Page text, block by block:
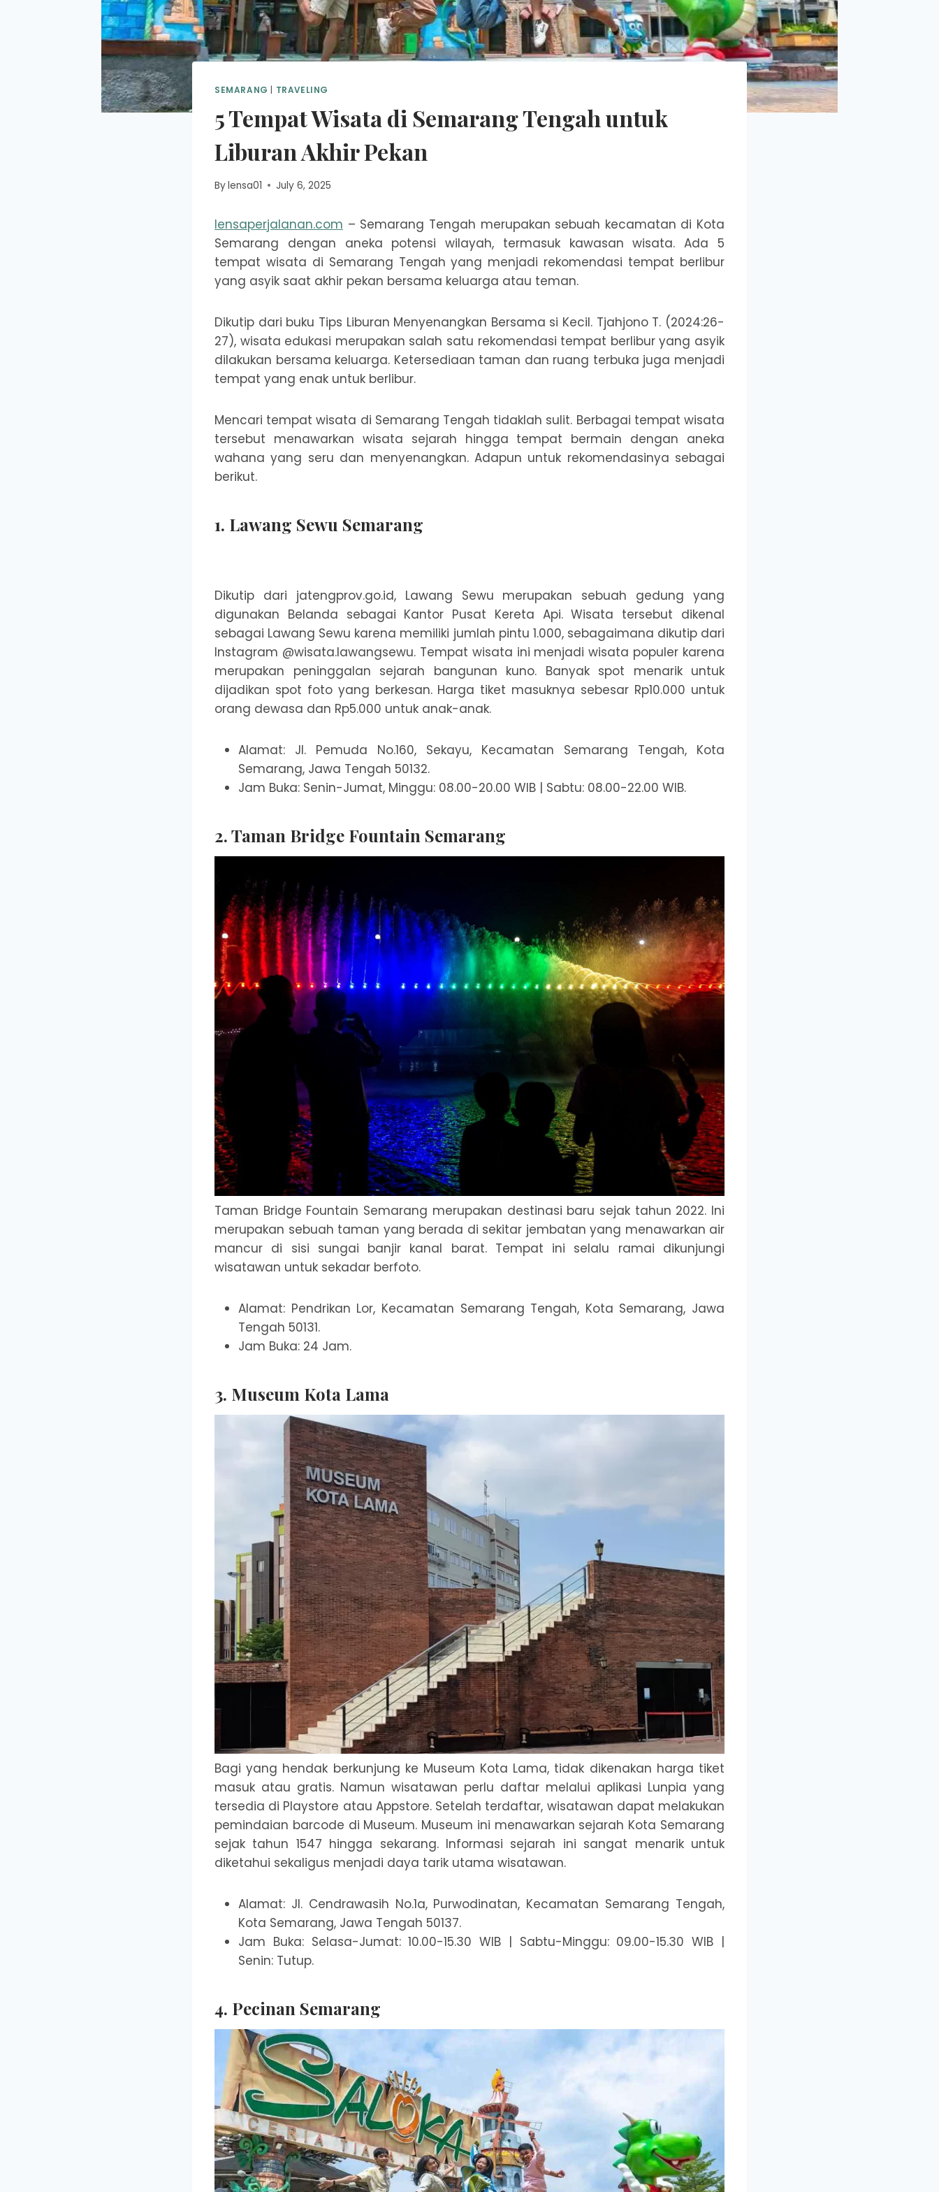
SEMARANG TRAVELING
5 Tempat Wisata di Semarang Tengah untuk
Liburan Akhir Pekan
Bylensa01 July 6, 2025
lensaperjalanan.com – Semarang Tengah merupakan sebuah kecamatan di Kota
Semarang dengan aneka potensi wilayah, termasuk kawasan wisata. Ada 5
tempat wisata di Semarang Tengah yang menjadi rekomendasi tempat berlibur
yang asyik saat akhir pekan bersama keluarga atau teman.
Dikutip dari buku Tips Liburan Menyenangkan Bersama si Kecil. Tjahjono T. (2024:26-
27), wisata edukasi merupakan salah satu rekomendasi tempat berlibur yang asyik
dilakukan bersama keluarga. Ketersediaan taman dan ruang terbuka juga menjadi
tempat yang enak untuk berlibur.
Mencari tempat wisata di Semarang Tengah tidaklah sulit. Berbagai tempat wisata
tersebut menawarkan wisata sejarah hingga tempat bermain dengan aneka
wahana yang seru dan menyenangkan. Adapun untuk rekomendasinya sebagai
berikut.
1. Lawang Sewu Semarang
Dikutip dari jatengprov.go.id, Lawang Sewu merupakan sebuah gedung yang
digunakan Belanda sebagai Kantor Pusat Kereta Api. Wisata tersebut dikenal
sebagai Lawang Sewu karena memiliki jumlah pintu 1.000, sebagaimana dikutip dari
Instagram @wisata.lawangsewu. Tempat wisata ini menjadi wisata populer karena
merupakan peninggalan sejarah bangunan kuno. Banyak spot menarik untuk
dijadikan spot foto yang berkesan. Harga tiket masuknya sebesar Rp10.000 untuk
orang dewasa dan Rp5.000 untuk anak-anak.
Alamat: Jl. Pemuda No.160, Sekayu, Kecamatan Semarang Tengah, Kota
Semarang, Jawa Tengah 50132.
Jam Buka: Senin-Jumat, Minggu: 08.00-20.00 WIB | Sabtu: 08.00-22.00 WIB.
2. Taman Bridge Fountain Semarang
Taman Bridge Fountain Semarang merupakan destinasi baru sejak tahun 2022. Ini
merupakan sebuah taman yang berada di sekitar jembatan yang menawarkan air
mancur di sisi sungai banjir kanal barat. Tempat ini selalu ramai dikunjungi
wisatawan untuk sekadar berfoto.
Alamat: Pendrikan Lor, Kecamatan Semarang Tengah, Kota Semarang, Jawa
Tengah 50131.
Jam Buka: 24 Jam.
3. Museum Kota Lama
Bagi yang hendak berkunjung ke Museum Kota Lama, tidak dikenakan harga tiket
masuk atau gratis. Namun wisatawan perlu daftar melalui aplikasi Lunpia yang
tersedia di Playstore atau Appstore. Setelah terdaftar, wisatawan dapat melakukan
pemindaian barcode di Museum. Museum ini menawarkan sejarah Kota Semarang
sejak tahun 1547 hingga sekarang. Informasi sejarah ini sangat menarik untuk
diketahui sekaligus menjadi daya tarik utama wisatawan.
Alamat: Jl. Cendrawasih No.1a, Purwodinatan, Kecamatan Semarang Tengah,
Kota Semarang, Jawa Tengah 50137.
Jam Buka: Selasa-Jumat: 10.00-15.30 WIB | Sabtu-Minggu: 09.00-15.30 WIB |
Senin: Tutup.
4. Pecinan Semarang